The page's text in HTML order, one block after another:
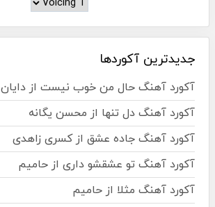
جدیدترین آکوردها
آکورد آهنگ حال من خوب نیست از دایان
آکورد آهنگ دل تنها از محسن یگانه
آکورد آهنگ جاده عشق از کسری زاهدی
آکورد آهنگ تو عشقشو داری از حامیم
آکورد آهنگ مثلا از حامیم